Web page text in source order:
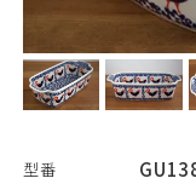
型番